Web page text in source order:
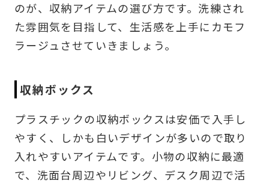
のが、収納アイテムの選び方です。洗練され
た雰囲気を目指して、生活感を上手にカモフ
ラージュさせていきましょう。
収納ボックス
プラスチックの収納ボックスは安価で入手し
やすく、しかも白いデザインが多いので取り
入れやすいアイテムです。小物の収納に最適
で、洗面台周辺やリビング、デスク周辺で活